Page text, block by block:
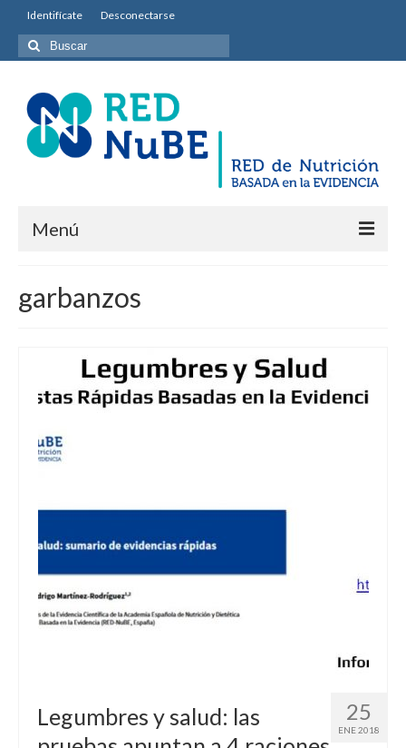
Identifícate Desconectarse
Buscar
por:
Menú
Entidades colaboradoras
Publicaciones de interés
COMUNIDAD DE APRENDIZAJE
META-INVESTIGACIÓN
garbanzos
25
ENE 2018
Legumbres y salud: las